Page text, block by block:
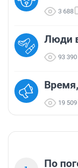
3 688
Люди
93 390
19 509
По